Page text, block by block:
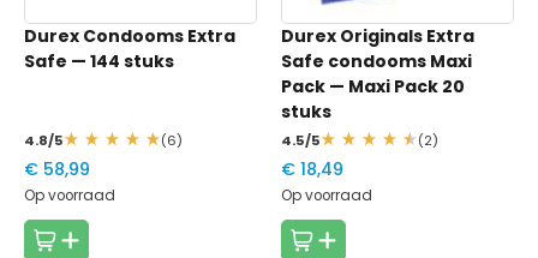
Gebruik een condoom altijd maar eenmalig
Latexvrij
Nee Nee
Nee
Veganistisch
Nee Nee Nee
Durex Condooms Extra
Safe — 144 stuks
4.8/5 (6)
€ 58,99
Op voorraad
Durex Originals Extra
Safe condooms Maxi
Pack — Maxi Pack 20
stuks
4.5/5 (2)
€ 18,49
Op voorraad